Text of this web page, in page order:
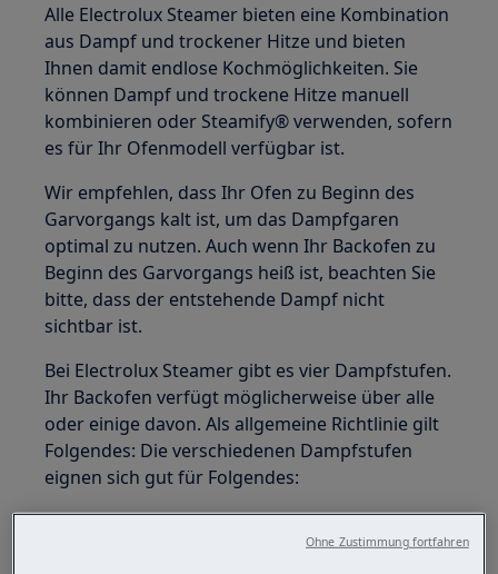
Alle Electrolux Steamer bieten eine Kombination
aus Dampf und trockener Hitze und bieten
Ihnen damit endlose Kochmöglichkeiten. Sie
können Dampf und trockene Hitze manuell
kombinieren oder Steamify® verwenden, sofern
es für Ihr Ofenmodell verfügbar ist.
Wir empfehlen, dass Ihr Ofen zu Beginn des
Garvorgangs kalt ist, um das Dampfgaren
optimal zu nutzen. Auch wenn Ihr Backofen zu
Beginn des Garvorgangs heiß ist, beachten Sie
bitte, dass der entstehende Dampf nicht
sichtbar ist.
Bei Electrolux Steamer gibt es vier Dampfstufen.
Ihr Backofen verfügt möglicherweise über alle
oder einige davon. Als allgemeine Richtlinie gilt
Folgendes: Die verschiedenen Dampfstufen
eignen sich gut für Folgendes:
Ohne Zustimmung fortfahren